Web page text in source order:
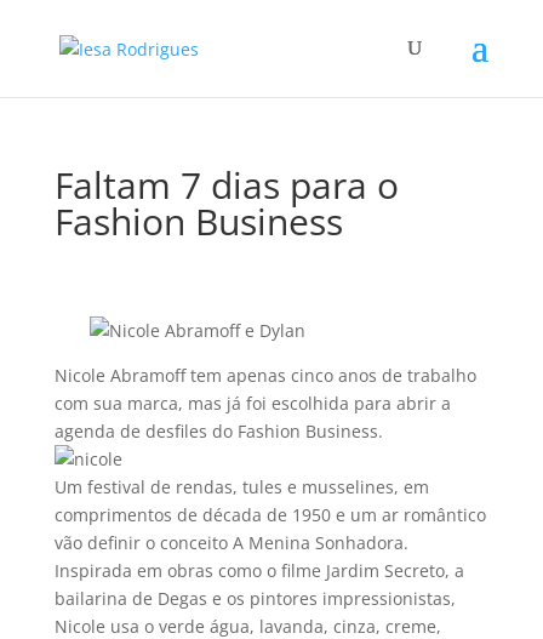
Faltam 7 dias para o
Fashion Business
Nicole Abramoff tem apenas cinco anos de trabalho
com sua marca, mas já foi escolhida para abrir a
agenda de desfiles do Fashion Business.
Um festival de rendas, tules e musselines, em
comprimentos de década de 1950 e um ar romântico
vão definir o conceito A Menina Sonhadora.
Inspirada em obras como o filme Jardim Secreto, a
bailarina de Degas e os pintores impressionistas,
Nicole usa o verde água, lavanda, cinza, creme,